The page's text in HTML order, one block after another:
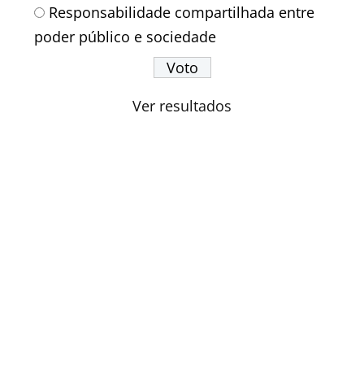
Responsabilidade compartilhada entre
poder público e sociedade
Ver resultados